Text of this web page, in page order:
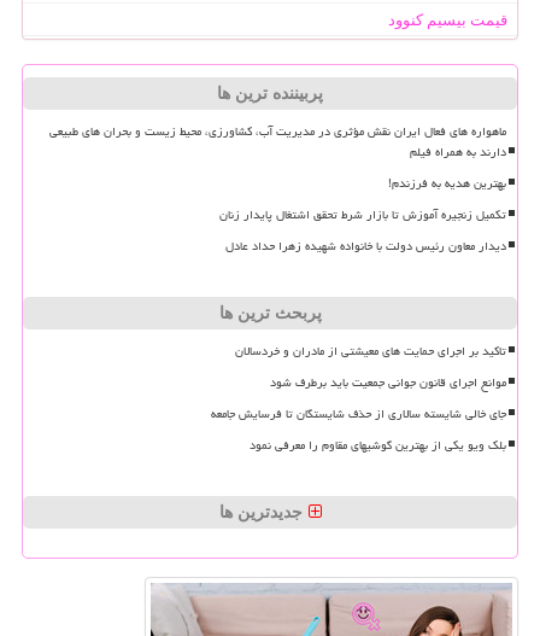
قیمت بیسیم کنوود
پربیننده ترین ها
ماهواره های فعال ایران نقش مؤثری در مدیریت آب، کشاورزی، محیط زیست و بحران های طبیعی
دارند به همراه فیلم
بهترین هدیه به فرزندم!
تکمیل زنجیره آموزش تا بازار شرط تحقق اشتغال پایدار زنان
دیدار معاون رئیس دولت با خانواده شهیده زهرا حداد عادل
پربحث ترین ها
تاکید بر اجرای حمایت های معیشتی از مادران و خردسالان
موانع اجرای قانون جوانی جمعیت باید برطرف شود
جای خالی شایسته سالاری از حذف شایستگان تا فرسایش جامعه
بلک ویو یکی از بهترین گوشیهای مقاوم را معرفی نمود
جدیدترین ها